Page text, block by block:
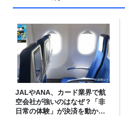
JALやANA、カード業界で航
空会社が強いのはなぜ？「非
日常の体験」が決済を動かす